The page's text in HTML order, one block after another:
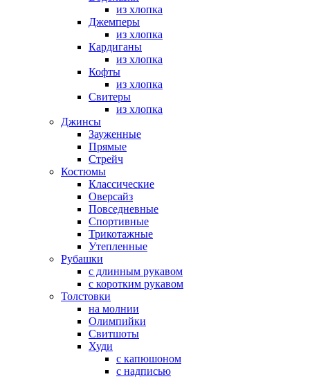
из хлопка
Джемперы
из хлопка
Кардиганы
из хлопка
Кофты
из хлопка
Свитеры
из хлопка
Джинсы
Зауженные
Прямые
Стрейч
Костюмы
Классические
Оверсайз
Повседневные
Спортивные
Трикотажные
Утепленные
Рубашки
с длинным рукавом
с коротким рукавом
Толстовки
на молнии
Олимпийки
Свитшоты
Худи
с капюшоном
с надписью